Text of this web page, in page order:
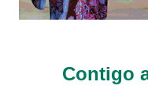
Contigo